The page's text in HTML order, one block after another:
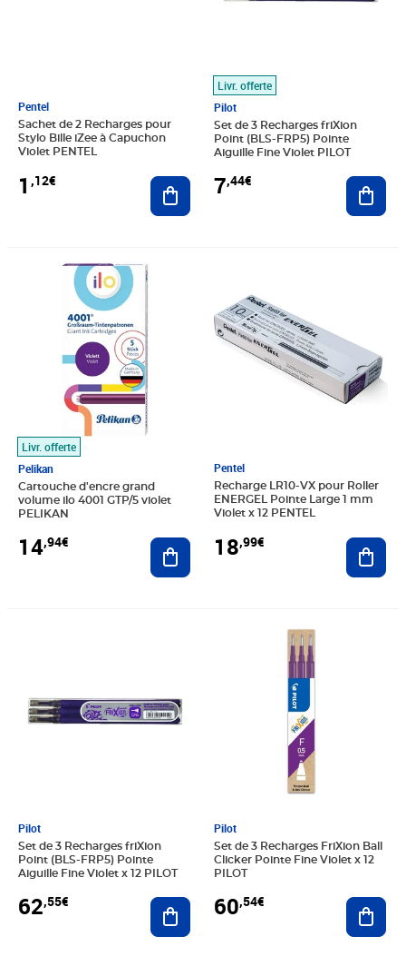
Pentel
Sachet de 2 Recharges pour
Stylo Bille iZee à Capuchon
Violet PENTEL
1 ,12€ Ajouter au panier
Livr. offerte
Pilot
Set de 3 Recharges friXion
Point (BLS-FRP5) Pointe
Aiguille Fine Violet PILOT
7,44€
Livr. offerte
Pelikan
Cartouche d'encre grand
volume ilo 4001 GTP/5 violet
PELIKAN
14,94€
Prix 14,94€
Ajouter au panier
Pentel
Recharge LR10-VX pour Roller
ENERGEL Pointe Large 1 mm
Violet x 12 PENTEL
18,99€
Pilot
Set de 3 Recharges friXion
Point (BLS-FRP5) Pointe
Aiguille Fine Violet x 12 PILOT
62,55€ Ajouter au panier
Pilot
Set de 3 Recharges FriXion Ball
Clicker Pointe Fine Violet x 12
PILOT
60,54€